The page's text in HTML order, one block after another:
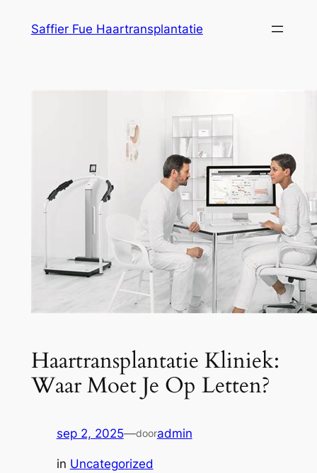
Saffier Fue Haartransplantatie
Haartransplantatie Kliniek:
Waar Moet Je Op Letten?
sep 2, 2025—dooradmin
in Uncategorized